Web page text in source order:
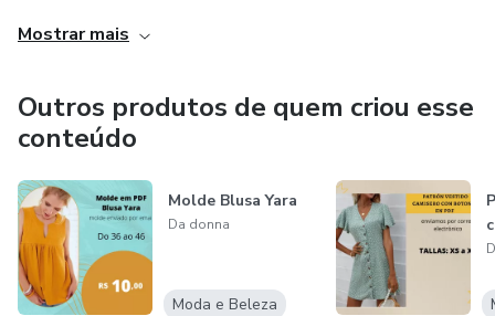
Mostrar mais
Outros produtos de quem criou esse
conteúdo
Molde Blusa Yara
Da donna
Moda e Beleza